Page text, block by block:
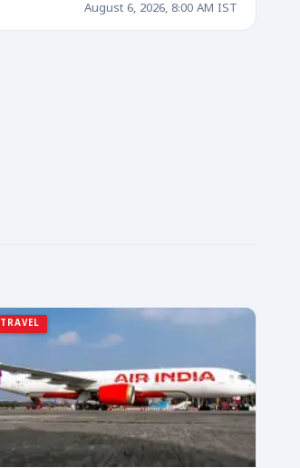
August 6, 2026, 8:00 AM IST
TRAVEL